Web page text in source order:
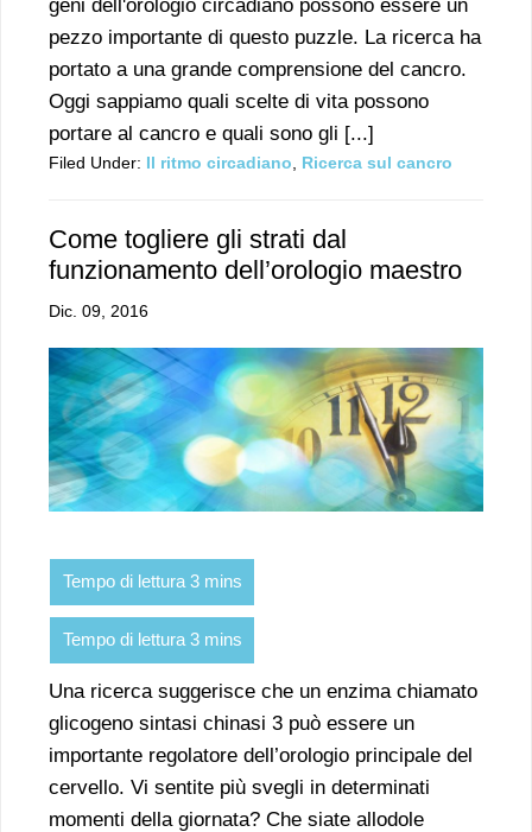
geni dell'orologio circadiano possono essere un
pezzo importante di questo puzzle. La ricerca ha
portato a una grande comprensione del cancro.
Oggi sappiamo quali scelte di vita possono
portare al cancro e quali sono gli [...]
Filed Under: Il ritmo circadiano Ricerca sul cancro
Come togliere gli strati dal
funzionamento dell’orologio maestro
Dic. 09, 2016
Una ricerca suggerisce che un enzima chiamato
glicogeno sintasi chinasi 3 può essere un
importante regolatore dell’orologio principale del
cervello. Vi sentite più svegli in determinati
momenti della giornata? Che siate allodole